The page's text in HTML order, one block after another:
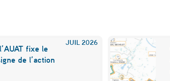
JUIL 2026
fixe le
de l’action